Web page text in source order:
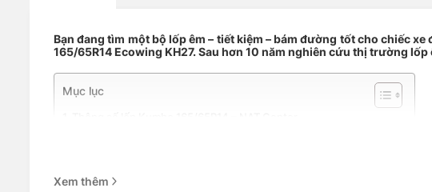
Bạn đang tìm một bộ lốp êm – tiết kiệm – bám đường tốt cho chiếc
165/65R14 Ecowing KH27. Sau hơn 10 năm nghiên cứu thị trường
Mục lục
So sánh Kumho KH27 với các đối thủ
Xem thêm